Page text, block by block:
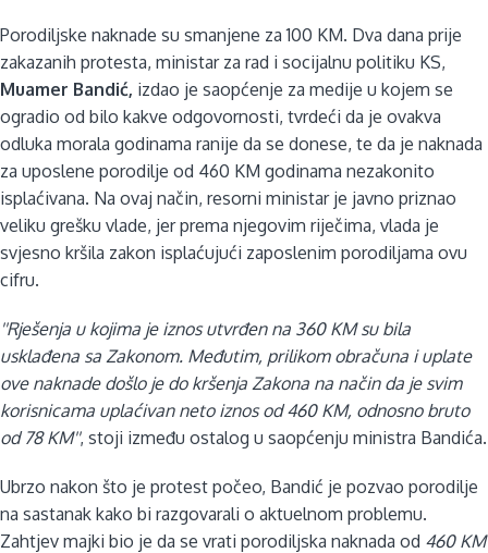
Porodiljske naknade su smanjene za 100 KM. Dva dana prije
zakazanih protesta, ministar za rad i socijalnu politiku KS,
Muamer Bandić, izdao je saopćenje za medije u kojem se
ogradio od bilo kakve odgovornosti, tvrdeći da je ovakva
odluka morala godinama ranije da se donese, te da je naknada
za uposlene porodilje od 460 KM godinama nezakonito
isplaćivana. Na ovaj način, resorni ministar je javno priznao
veliku grešku vlade, jer prema njegovim riječima, vlada je
svjesno kršila zakon isplaćujući zaposlenim porodiljama ovu
cifru.
''Rješenja u kojima je iznos utvrđen na 360 KM su bila
usklađena sa Zakonom. Međutim, prilikom obračuna i uplate
ove naknade došlo je do kršenja Zakona na način da je svim
korisnicama uplaćivan neto iznos od 460 KM, odnosno bruto
od 78 KM'', stoji između ostalog u saopćenju ministra Bandića.
Ubrzo nakon što je protest počeo, Bandić je pozvao porodilje
na sastanak kako bi razgovarali o aktuelnom problemu.
Zahtjev majki bio je da se vrati porodiljska naknada od 460 KM